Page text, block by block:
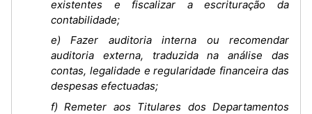
existentes e fiscalizar a escrituração da
contabilidade;
e) Fazer auditoria interna ou recomendar
auditoria externa, traduzida na análise das
contas, legalidade e regularidade financeira das
despesas efectuadas;
f) Remeter aos Titulares dos Departamentos